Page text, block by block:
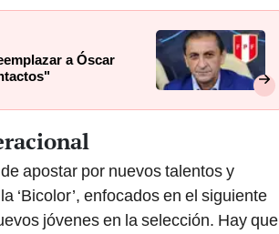
a Óscar
apostar por nuevos talentos y
‘Bicolor’, enfocados en el siguiente
jóvenes en la selección. Hay que